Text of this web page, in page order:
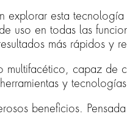
explorar esta
uso en todas las
más rápidos y
multifacético, capaz
y
beneficios.